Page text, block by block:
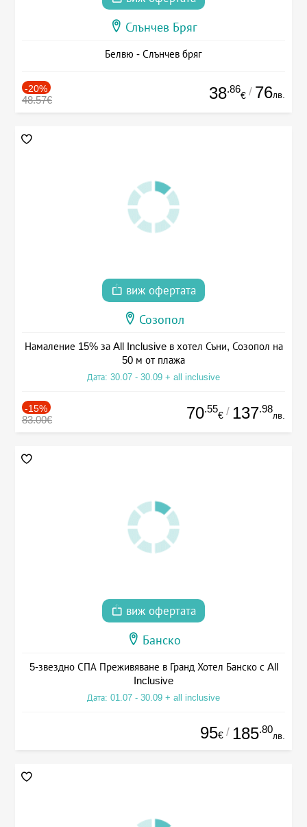
Слънчев Бряг
Белвю - Слънчев бряг
-20%
48.57€ 38.86
€ / 76лв.
виж офертата
Созопол
Намаление 15% за All Inclusive в хотел Съни, Созопол на
50 м от плажа
Дата: 30.07 - 30.09 + all inclusive
-15%
83.00€ 70.55
€ / 137.98
лв.
виж офертата
Банско
5-звездно СПА Преживяване в Гранд Хотел Банско с All
Inclusive
Дата: 01.07 - 30.09 + all inclusive
95€ / 185.80
лв.